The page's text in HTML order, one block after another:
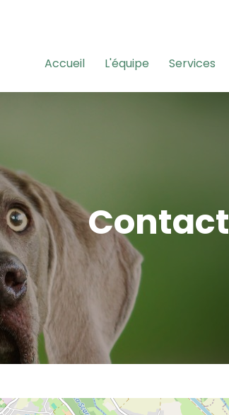
Accueil L'équipe Services
Contact